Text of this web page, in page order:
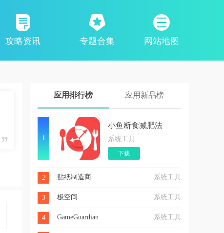
网站地图
攻略资讯 专题合集
应用排行榜 应用新品榜
1
小鱼断食减肥法
系统工具
下载
2 贴纸制造商 系统工具
3 极空间 系统工具
4 GameGuardian 系统工具